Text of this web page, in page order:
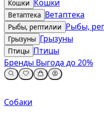
Кошки Кошки
Ветаптека Ветаптека
Рыбы, рептилии Рыбы,
Грызуны Грызуны
Птицы Птицы
Бренды Выгода до 20%
Собаки